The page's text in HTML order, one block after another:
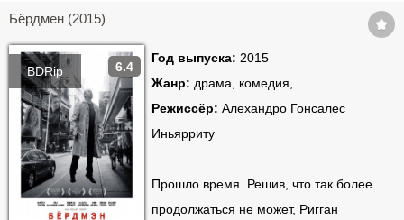
Бёрдмен (2015)
6.4
BDRip
Год выпуска: 2015
Жанр: драма, комедия,
Режиссёр: Алехандро Гонсалес
Иньярриту
Прошло время. Решив, что так более
продолжаться не может, Ригган